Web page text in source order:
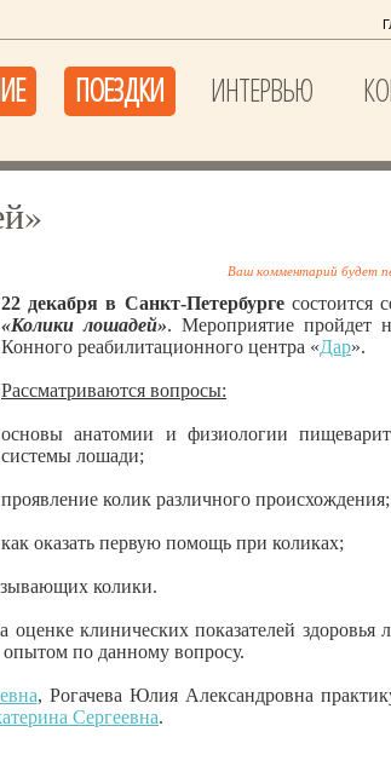
ИНТЕРВЬЮ
ПОЕЗДКИ
Ваш комментарий будет
22 декабря в Санкт-Петербургесостоится
«Колики лошадей». Мероприятие пройдет
Конного реабилитационного центра «Дар».
Рассматриваются вопросы:
основы анатомии и физиологии
системы лошади;
проявление колик различного происхождения;
как оказать первую помощь при коликах;
колики.
оценке клинических показателей здоровья
по данному вопросу.
, Рогачева Юлия Александровна
Сергеевна.